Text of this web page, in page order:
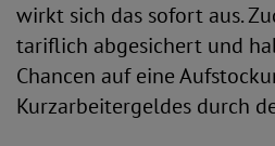
wirkt sich das sofort aus.
tariflich abgesichert und
Chancen auf eine
Kurzarbeitergeldes durch